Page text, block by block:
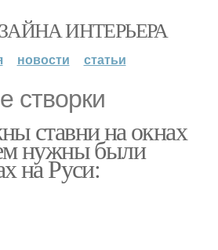
ИНТЕРЬЕРА
новости статьи
створки
ставни на окнах
нужны были
на Руси: